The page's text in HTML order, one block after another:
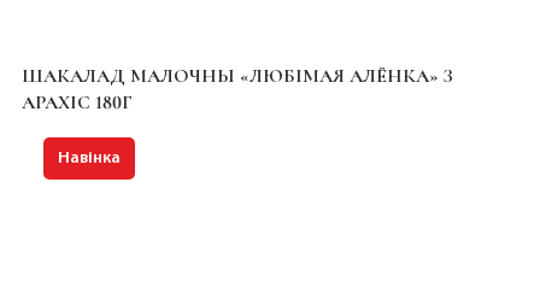
ШАКАЛАД МАЛОЧНЫ «ЛЮБІМАЯ АЛЁНКА» З
АРАХІС 180Г
Навінка